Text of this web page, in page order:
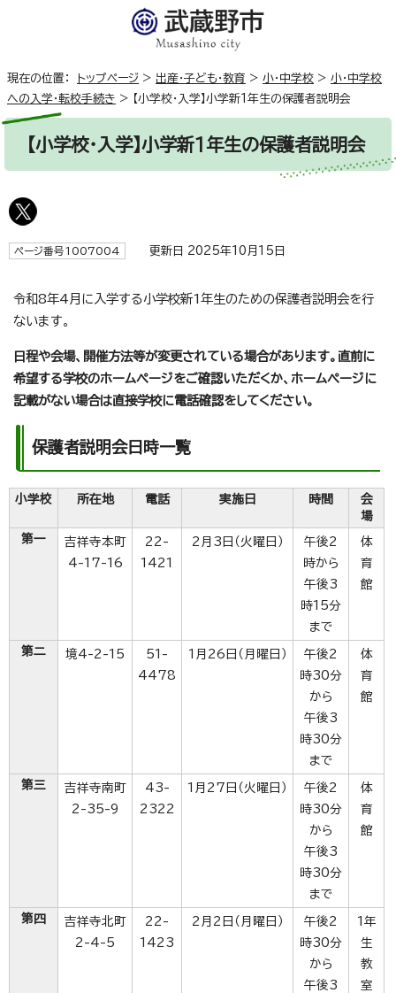
現在の位置： トップページ > 出産・子ども・教育 > 小・中学校 > 小・中学校
への入学・転校手続き > 【小学校・入学】小学新1年生の保護者説明会
【小学校・入学】小学新1年生の保護者説明会
ページ番号1007004 更新日 2025年10月15日
令和8年4月に入学する小学校新1年生のための保護者説明会を行
ないます。
日程や会場、開催方法等が変更されている場合があります。直前に
希望する学校のホームページをご確認いただくか、ホームページに
記載がない場合は直接学校に電話確認をしてください。
保護者説明会日時一覧
小学校 所在地 電話 実施日 時間
会
場
第一
吉祥寺本町
4-17-16
22-
1421
2月3日（火曜日）
午後2
時から
午後3
時15分
まで
体
育
館
第二 境4-2-15
51-
4478
1月26日（月曜日）
午後2
時30分
から
午後3
時30分
まで
体
育
館
第三
吉祥寺南町
2-35-9
43-
2322
1月27日（火曜日）
午後2
時30分
から
午後3
時30分
まで
体
育
館
第四
吉祥寺北町
2-4-5
22-
1423
2月2日（月曜日）
午後2
時30分
から
午後3
1年
生
教
室